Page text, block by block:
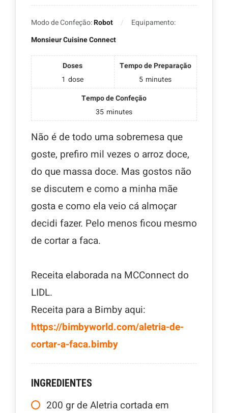
Modo de Confeção:Robot
Equipamento:
Monsieur Cuisine Connect
Doses
1 dose
Tempo de Preparação
5 minutes
Tempo de Confeção
35 minutes
Não é de todo uma sobremesa que
goste, prefiro mil vezes o arroz doce,
do que massa doce. Mas gostos não
se discutem e como a minha mãe
gosta e como ela veio cá almoçar
decidi fazer. Pelo menos ficou mesmo
de cortar a faca.
Receita elaborada na MCConnect do
LIDL.
Receita para a Bimby aqui:
https://bimbyworld.com/aletria-de-
cortar-a-faca.bimby
INGREDIENTES
200 gr de Aletria cortada em